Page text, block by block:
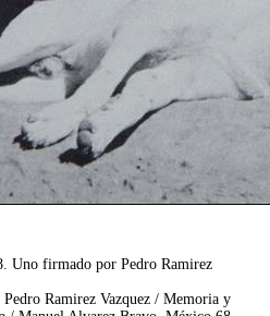
Uno firmado por Pedro Ramirez
Ramirez Vazquez / Memoria y